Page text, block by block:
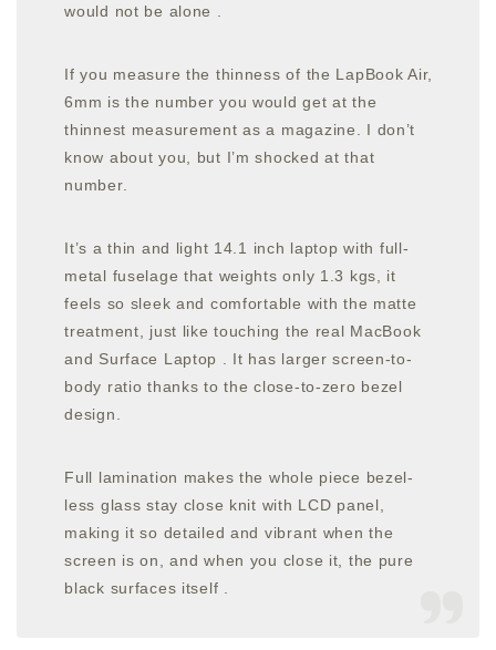
would not be alone .
If you measure the thinness of the LapBook Air,
6mm is the number you would get at the
thinnest measurement as a magazine. I don’t
know about you, but I’m shocked at that
number.
It’s a thin and light 14.1 inch laptop with full-
metal fuselage that weights only 1.3 kgs, it
feels so sleek and comfortable with the matte
treatment, just like touching the real MacBook
and Surface Laptop . It has larger screen-to-
body ratio thanks to the close-to-zero bezel
design.
Full lamination makes the whole piece bezel-
less glass stay close knit with LCD panel,
making it so detailed and vibrant when the
screen is on, and when you close it, the pure
black surfaces itself .